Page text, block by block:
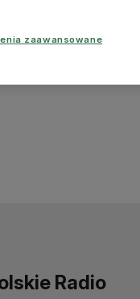
Radio
zaawansowane